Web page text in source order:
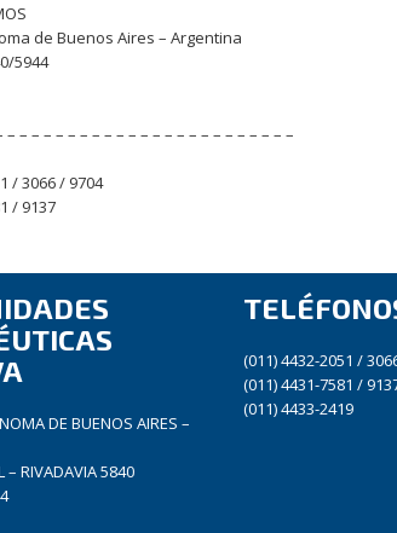
de Buenos Aires – Argentina
5944
– – – – – – – – – – – – – – – – – – – – – – – –
/ 3066 / 9704
/ 9137
DE BUENOS AIRES –
– RIVADAVIA 5840
(011) 4432-2051 /
(011) 4431-7581 /
(011) 4433-2419